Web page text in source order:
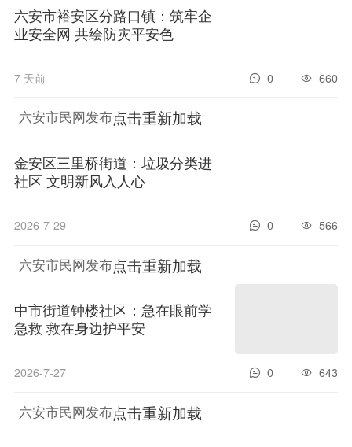
六安市裕安区分路口镇：筑牢企
业安全网 共绘防灾平安色
7 天前 660
0
六安市民网发布点击重新加载
金安区三里桥街道：垃圾分类进
社区 文明新风入人心
2026-7-29 566
0
六安市民网发布点击重新加载
中市街道钟楼社区：急在眼前学急救 救在身边护平
安
2026-7-27 643
0
六安市民网发布点击重新加载